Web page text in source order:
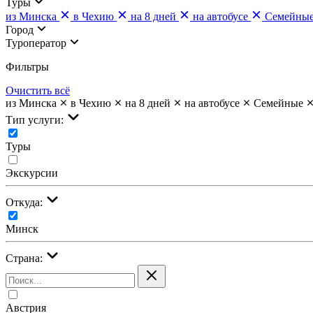
из Минска
в Чехию на 8 дней на автобусе
Город
Туроператор
Фильтры
Очистить всё
из Минска
в Чехию на 8 дней на автобусе
Семейные
Тип услуги:
Туры
Экскурсии
Откуда:
Минск
Страна:
Австрия